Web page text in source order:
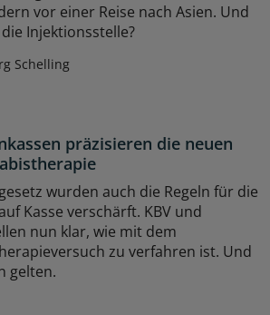
vor einer Reise nach Asien. Und
Injektionsstelle?
Schelling
präzisieren die neuen
wurden auch die Regeln für die
Kasse verschärft. KBV und
nun klar, wie mit dem
zu verfahren ist. Und
gelten.